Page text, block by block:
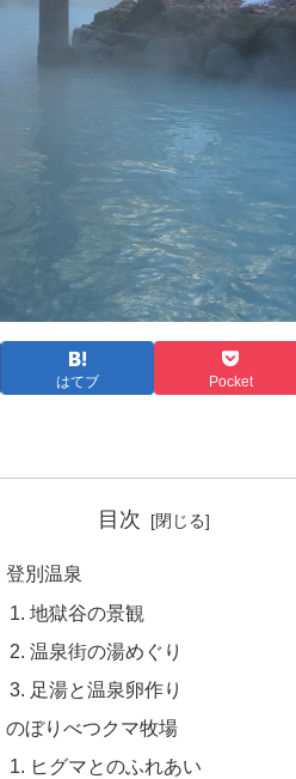
はてブ Pocket
目次
登別温泉
地獄谷の景観
温泉街の湯めぐり
足湯と温泉卵作り
のぼりべつクマ牧場
ヒグマとのふれあい